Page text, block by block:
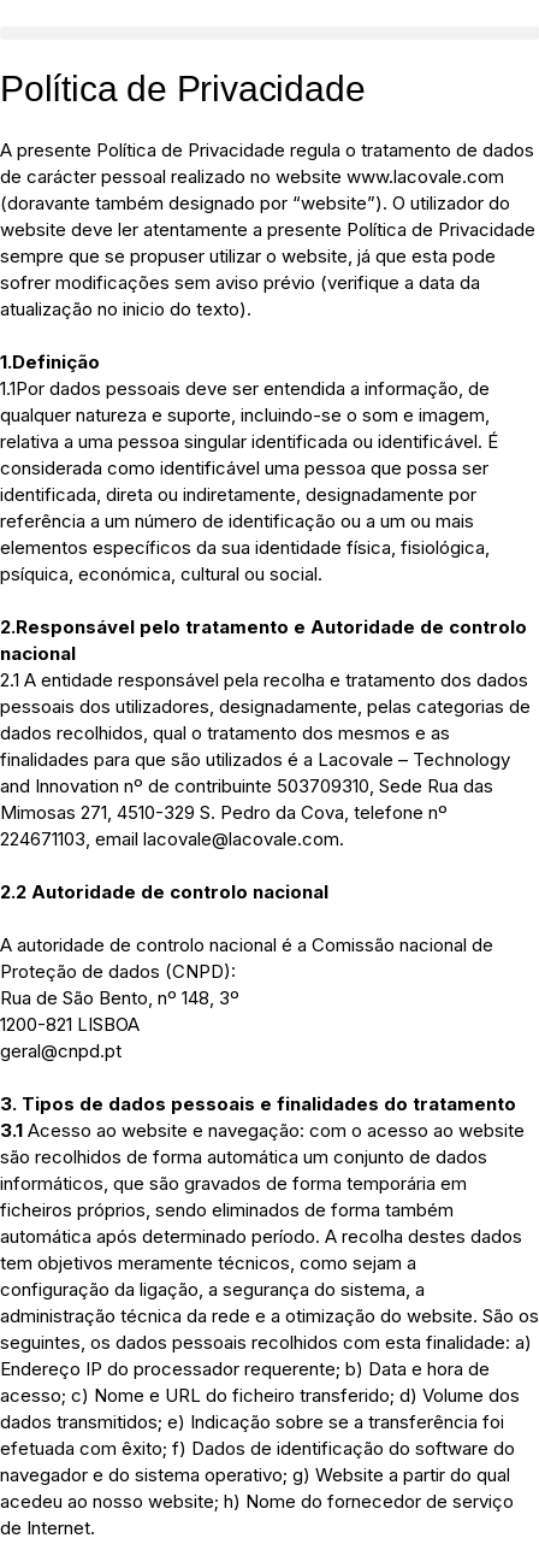
Política de Privacidade
A presente Política de Privacidade regula o tratamento de dados
de carácter pessoal realizado no website www.lacovale.com
(doravante também designado por “website”). O utilizador do
website deve ler atentamente a presente Política de Privacidade
sempre que se propuser utilizar o website, já que esta pode
sofrer modificações sem aviso prévio (verifique a data da
atualização no inicio do texto).
1.Definição
1.1Por dados pessoais deve ser entendida a informação, de
qualquer natureza e suporte, incluindo-se o som e imagem,
relativa a uma pessoa singular identificada ou identificável. É
considerada como identificável uma pessoa que possa ser
identificada, direta ou indiretamente, designadamente por
referência a um número de identificação ou a um ou mais
elementos específicos da sua identidade física, fisiológica,
psíquica, económica, cultural ou social.
2.Responsável pelo tratamento e Autoridade de controlo
nacional
2.1 A entidade responsável pela recolha e tratamento dos dados
pessoais dos utilizadores, designadamente, pelas categorias de
dados recolhidos, qual o tratamento dos mesmos e as
finalidades para que são utilizados é a Lacovale – Technology
and Innovation nº de contribuinte 503709310, Sede Rua das
Mimosas 271, 4510-329 S. Pedro da Cova, telefone nº
224671103, email lacovale@lacovale.com.
2.2 Autoridade de controlo nacional
A autoridade de controlo nacional é a Comissão nacional de
Proteção de dados (CNPD):
Rua de São Bento, nº 148, 3º
1200-821 LISBOA
geral@cnpd.pt
3. Tipos de dados pessoais e finalidades do tratamento
3.1 Acesso ao website e navegação: com o acesso ao website
são recolhidos de forma automática um conjunto de dados
informáticos, que são gravados de forma temporária em
ficheiros próprios, sendo eliminados de forma também
automática após determinado período. A recolha destes dados
tem objetivos meramente técnicos, como sejam a
configuração da ligação, a segurança do sistema, a
administração técnica da rede e a otimização do website. São os
seguintes, os dados pessoais recolhidos com esta finalidade: a)
Endereço IP do processador requerente; b) Data e hora de
acesso; c) Nome e URL do ficheiro transferido; d) Volume dos
dados transmitidos; e) Indicação sobre se a transferência foi
efetuada com êxito; f) Dados de identificação do software do
navegador e do sistema operativo; g) Website a partir do qual
acedeu ao nosso website; h) Nome do fornecedor de serviço
de Internet.